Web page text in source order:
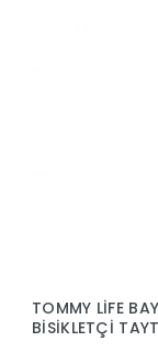
TOMMY LİFE
BİSİKLETÇİ